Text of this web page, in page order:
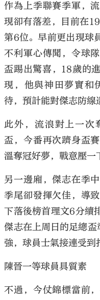
作為上季聯賽季軍，
現卻有落差，目前在
第6位。早前更出現球
不利軍心傳聞，令球
盃踢出驚喜，18歲的
現，他與神田夢實和
待，預計能對傑志防線
此外，流浪對上一次
盃，今番再次躋身盃
溫奪冠好夢，戰意壓一
另一邊廂，傑志在季
季尾卻發揮欠佳，導
下落後榜首理文6分續
傑志在上周日的足總
強，球員士氣接連受到
陳晉一等球員具質素
不過，今仗錦標當前